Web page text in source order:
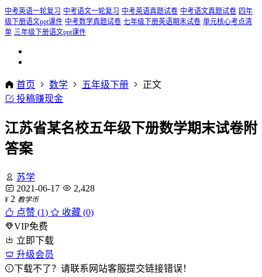
中考英语一轮复习 中考语文一轮复习 中考英语真题试卷 中考语文真题试卷 四年
级下册语文ppt课件 中考数学真题试卷 七年级下册英语期末试卷 单元核心考点清
单 三年级下册语文ppt课件
首页 数学 五年级下册
正文
投稿赚现金
江苏省某名校五年级下册数学期末试卷附
答案
苏学
2021-06-17
2,428
¥ 2 教学币
点赞 (1)
收藏 (0)
VIP免费
立即下载
升级会员
下载不了？请联系网站客服提交链接错误！